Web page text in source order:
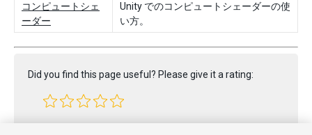
コンピュートシェ
ーダー
Unity でのコンピュートシェーダーの使
い方。
Did you find this page useful? Please give it a rating: